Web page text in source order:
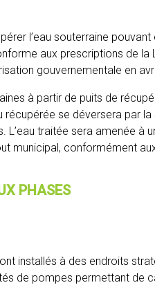
l’eau souterraine pouvant
aux prescriptions de la
gouvernementale en
à partir de puits de
récupérée se déversera par
traitée sera amenée à
municipal, conformément
PHASES
installés à des endroits
de pompes permettant de